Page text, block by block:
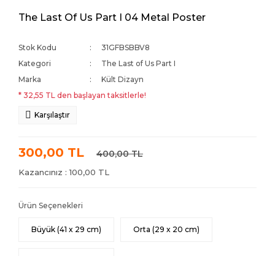
The Last Of Us Part I 04 Metal Poster
Stok Kodu
31GFBSBBV8
Kategori
The Last of Us Part I
Marka
Kült Dizayn
* 32,55 TL den başlayan taksitlerle!
Karşılaştır
300,00 TL 400,00 TL
Kazancınız : 100,00 TL
Ürün Seçenekleri
Büyük (41 x 29 cm) Orta (29 x 20 cm)